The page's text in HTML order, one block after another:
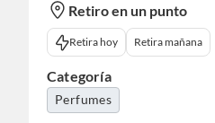
Retiro en un punto
Retira hoy Retira mañana
Categoría
Perfumes